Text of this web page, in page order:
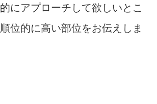
にアプローチして欲しいとこ
位的に高い部位をお伝えしま